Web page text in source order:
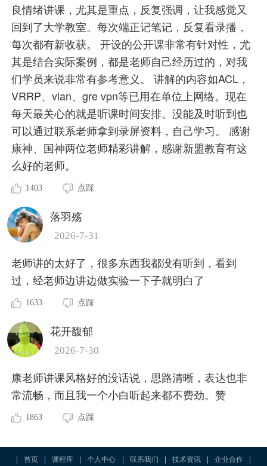
良情绪讲课，尤其是重点，反复强调，让我感觉又
回到了大学教室。每次端正记笔记，反复看录播，
每次都有新收获。 开设的公开课非常有针对性，尤
其是结合实际案例，都是老师自己经历过的，对我
们学员来说非常有参考意义。 讲解的内容如ACL，
VRRP、vlan、gre vpn等已用在单位上网络。现在
每天最关心的就是听课时间安排。没能及时听到也
可以通过联系老师拿到录屏资料，自己学习。 感谢
康神、国神两位老师精彩讲解，感谢新盟教育有这
么好的老师。
1403 点踩
落羽殇
2026-7-31
老师讲的太好了，很多东西我都没有听到，看到
过，经老师边讲边做实验一下子就明白了
1633 点踩
花开馥郁
2026-7-30
康老师讲课风格好的没话说，思路清晰，表达也非
常流畅，而且我一个小白听起来都不费劲。赞
1863 点踩
| 首页 | 课程库 | 个人中心 | 联系我们 | 技术资讯 | 企业合作 |